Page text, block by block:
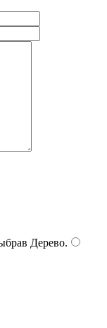
Дерево.